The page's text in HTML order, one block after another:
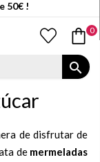
50€ !
0
search
de disfrutar de
de mermeladas